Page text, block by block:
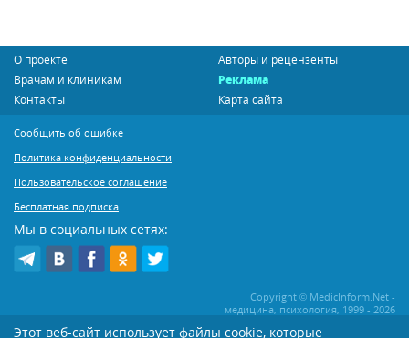
О проекте
Авторы и рецензенты
Врачам и клиникам
Реклама
Контакты
Карта сайта
Сообщить об ошибке
Политика конфиденциальности
Пользовательское соглашение
Бесплатная подписка
Мы в социальных сетях:
Copyright © MedicInform.Net -
медицина, психология, 1999 - 2026
Этот веб-сайт использует файлы cookie, которые